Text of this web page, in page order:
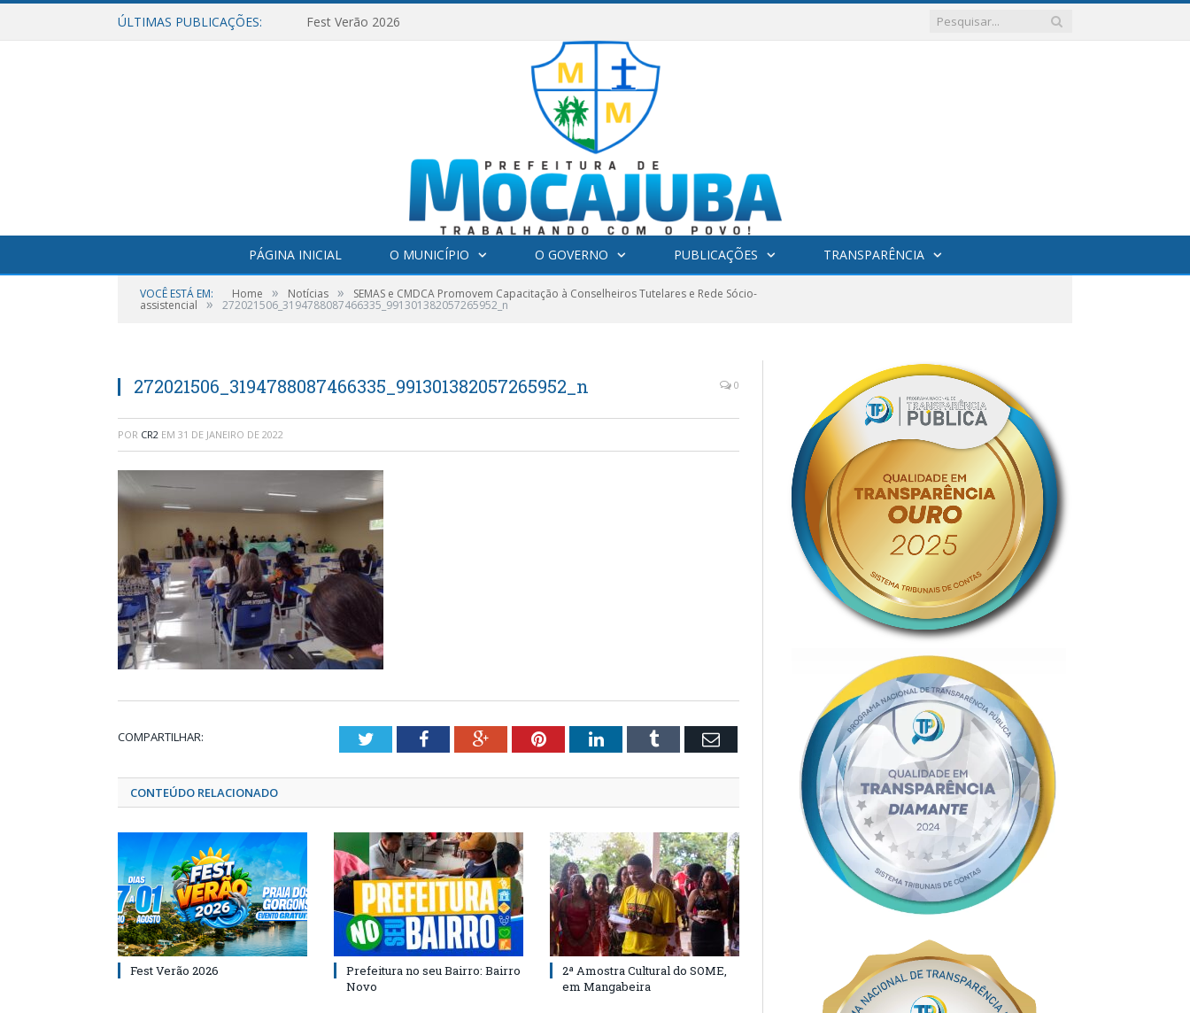
ÚLTIMAS PUBLICAÇÕES: Fest Verão 2026
PÁGINA INICIAL O MUNICÍPIO O GOVERNO PUBLICAÇÕES TRANSPARÊNCIA
VOCÊ ESTÁ EM: Home » Notícias » SEMAS e CMDCA Promovem Capacitação à Conselheiros Tutelares e Rede Sócio-
assistencial » 272021506_3194788087466335_991301382057265952_n
272021506_3194788087466335_991301382057265952_n 0
POR CR2 EM 31 DE JANEIRO DE 2022
COMPARTILHAR: TwitterFacebookGoogle+PinterestLinkedInTumblr Email
CONTEÚDO RELACIONADO
Fest Verão 2026
Prefeitura no seu Bairro: Bairro
Novo
2ª Amostra Cultural do SOME,
em Mangabeira